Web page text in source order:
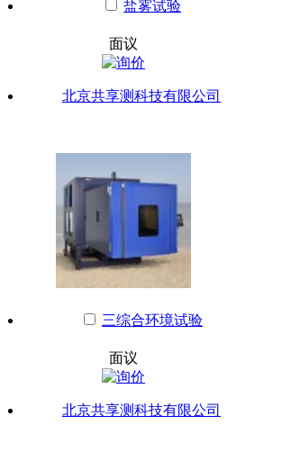
盐雾试验
面议
北京共享测科技有限公司
三综合环境试验
面议
北京共享测科技有限公司